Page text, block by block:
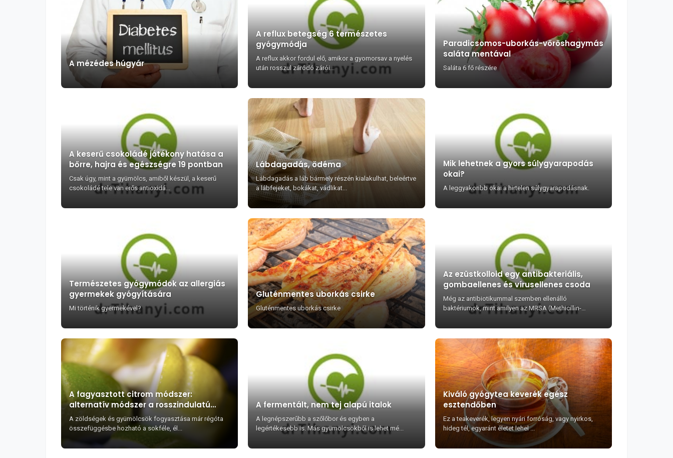
A mézédes húgyár
A reflux betegség 6 természetes
gyógymódja
A reflux akkor fordul elő, amikor a gyomorsav a nyelés
után rosszul záródó zárói...
Paradicsomos-uborkás-vöröshagymás
saláta mentával
Saláta 6 fő részére
A keserű csokoládé jótékony hatása a
bőrre, hajra és egészségre 19 pontban
Csak úgy, mint a gyümölcs, amiből készül, a keserű
csokoládé tele van erős antioxidá...
Lábdagadás, ödéma
Lábdagadás a láb bármely részén kialakulhat, beleértve
a lábfejeket, bokákat, vádlikat...
Mik lehetnek a gyors súlygyarapodás
okai?
A leggyakoribb okai a hirtelen súlygyarapodásnak.
Természetes gyógymódok az allergiás
gyermekek gyógyítására
Mi történik gyermekével?
Gluténmentes uborkás csirke
Gluténmentes uborkás csirke
Az ezüstkolloid egy antibakteriális,
gombaellenes és vírusellenes csoda
Még az antibiotikummal szemben ellenálló
baktériumok, mint amilyen az MRSA (Methicillin-
A fagyasztott citrom módszer:
alternatív módszer a rosszindulatú
tumorokkal szemben?
A zöldségek és gyümölcsök fogyasztása már régóta
összefüggésbe hozható a sokféle, él...
A fermentált, nem tej alapú italok
A legnépszerűbb a szőlőbor és egyben a
legértékesebb is. Más gyümölcsökből is lehet mé...
Kiváló gyógytea keverék egész
esztendőben
Ez a teakeverék, legyen nyári forróság, vagy nyirkos,
hideg tél, egyaránt életet lehel ...